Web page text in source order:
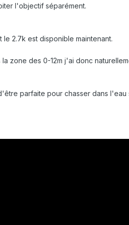
l'objectif séparément.
2.7k est disponible maintenant.
zone des 0-12m j'ai donc
parfaite pour chasser dans l'eau